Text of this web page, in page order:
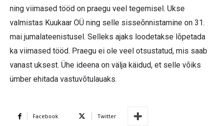
ning viimased tööd on praegu veel tegemisel. Ukse
valmistas Kuukaar OÜ ning selle sisseõnnistamine on 31.
mai jumalateenistusel. Selleks ajaks loodetakse lõpetada
ka viimased tööd. Praegu ei ole veel otsustatud, mis saab
vanast uksest. Ühe ideena on välja käidud, et selle võiks
ümber ehitada vastuvõtulauaks.
Facebook Twitter